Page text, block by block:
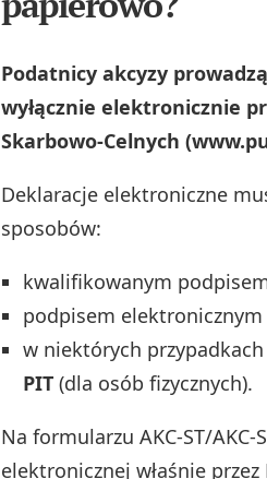
Podatnicy akcyzy
wyłącznie elektronicznie
Skarbowo‑Celnych
Deklaracje elektroniczne
sposobów:
kwalifikowanym
podpisem
w niektórych
PIT (dla osób fizycznych).
Na formularzu AKC‑ST/
elektronicznej właśnie przez